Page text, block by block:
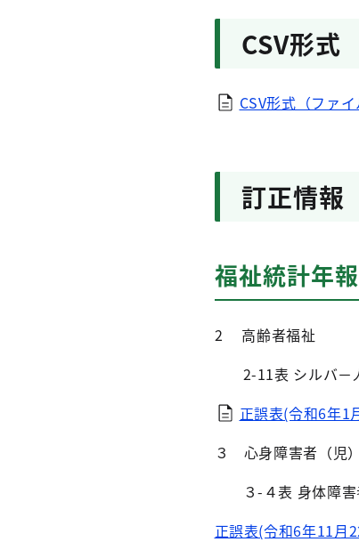
CSV形式
CSV形式（ファイ
訂正情報
福祉統計年
2 高齢者福祉
2-11表 シルバ－
正誤表(令和6年1
３ 心身障害者（
３-４表 身体障
正誤表(令和6年11月